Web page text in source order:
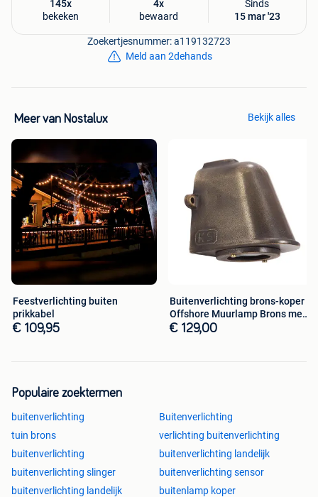
145x
bekeken
4x
bewaard
Sinds
15 mar '23
Zoekertjesnummer: a119132723
Meld aan 2dehands
Meer van Nostalux Bekijk alles
Feestverlichting buiten
prikkabel
€ 109,95
Buitenverlichting brons-koper
Offshore Muurlamp Brons met
LE
€ 129,00
Populaire zoektermen
buitenverlichting
Buitenverlichting
tuin brons
verlichting buitenverlichting
buitenverlichting
buitenverlichting landelijk
buitenverlichting slinger
buitenverlichting sensor
buitenverlichting landelijk
buitenlamp koper